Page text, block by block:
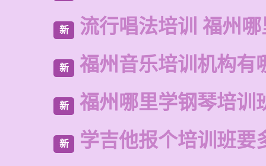
新 流行唱法培训 福州
新 福州音乐培训机构有
新 福州哪里学钢琴培训
新 学吉他报个培训班要